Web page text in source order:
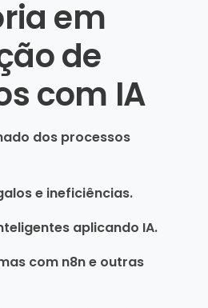
em
de
com IA
dos processos
e ineficiências.
aplicando IA.
com n8n e outras